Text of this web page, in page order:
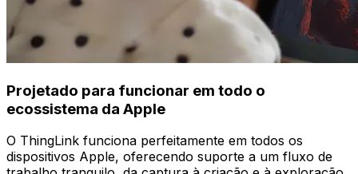
Projetado para funcionar em todo o
ecossistema da Apple
O ThingLink funciona perfeitamente em todos os
dispositivos Apple, oferecendo suporte a um fluxo de